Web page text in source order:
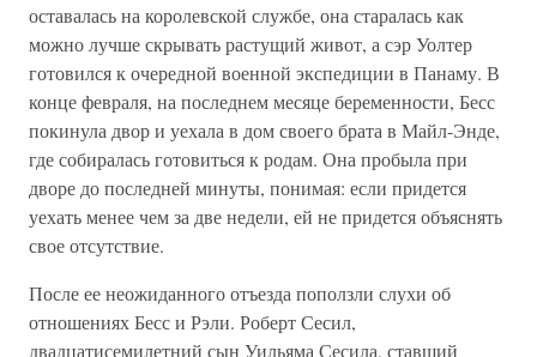
оставалась на королевской службе, она старалась как
можно лучше скрывать растущий живот, а сэр Уолтер
готовился к очередной военной экспедиции в Панаму. В
конце февраля, на последнем месяце беременности, Бесс
покинула двор и уехала в дом своего брата в Майл-Энде,
где собиралась готовиться к родам. Она пробыла при
дворе до последней минуты, понимая: если придется
уехать менее чем за две недели, ей не придется объяснять
свое отсутствие.
После ее неожиданного отъезда поползли слухи об
отношениях Бесс и Рэли. Роберт Сесил,
двадцатисемилетний сын Уильяма Сесила, ставший